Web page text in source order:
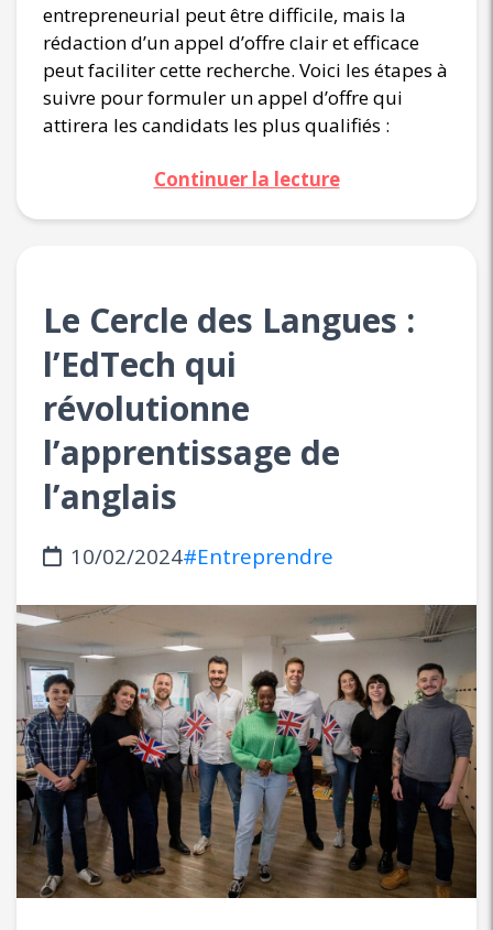
entrepreneurial peut être difficile, mais la
rédaction d’un appel d’offre clair et efficace
peut faciliter cette recherche. Voici les étapes à
suivre pour formuler un appel d’offre qui
attirera les candidats les plus qualifiés :
Continuer la lecture
Le Cercle des Langues :
l’EdTech qui
révolutionne
l’apprentissage de
l’anglais
10/02/2024#Entreprendre